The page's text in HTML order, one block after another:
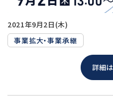
2021年9月2日(木)
事業拡大・事業承継
詳細